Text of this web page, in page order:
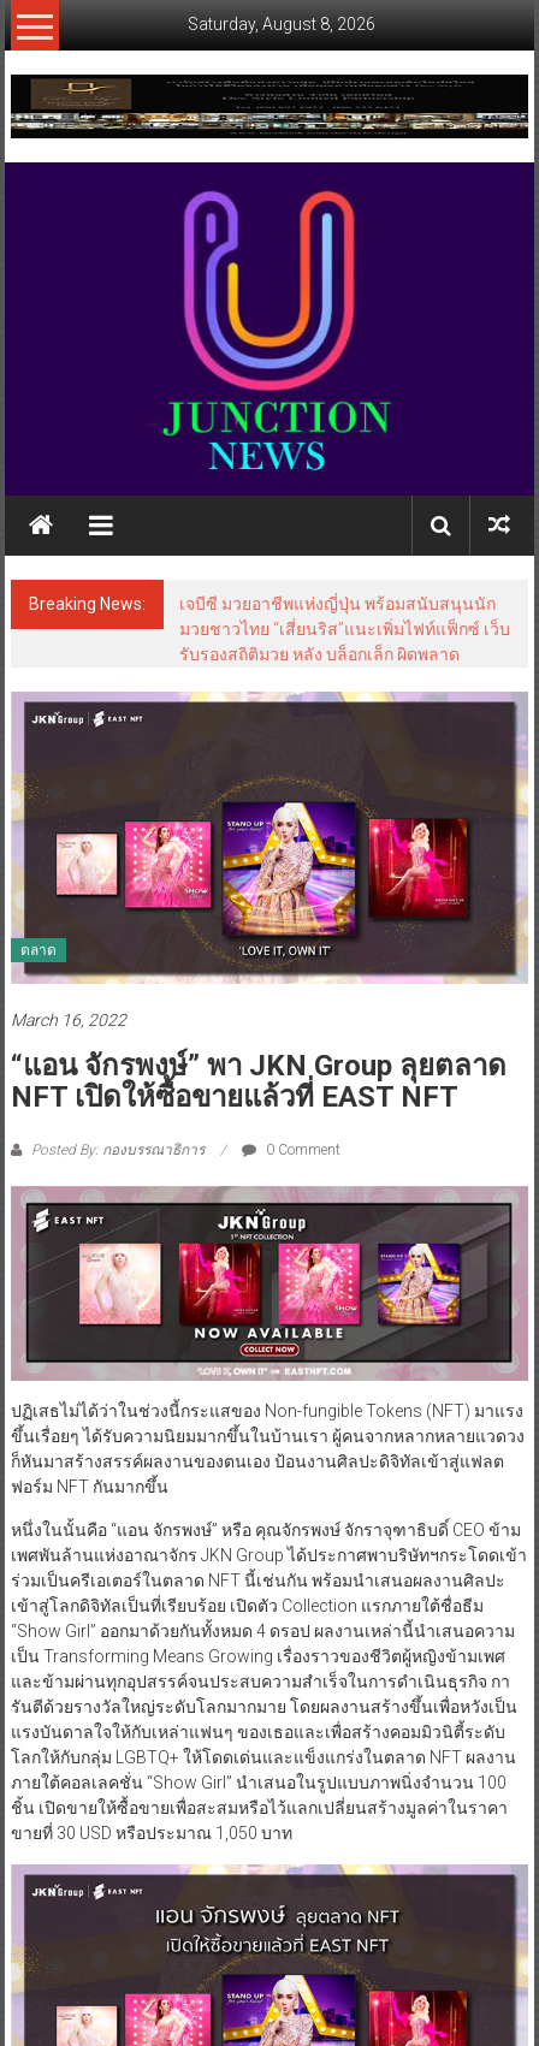
Skip
to
Saturday, August 8, 2026
www.ujunctionnews.com
เว็บ
ข่าว
Breaking News:
เจบีซี มวยอาชีพแห่งญี่ปุ่น พร้อมสนับสนุนนัก
มวยชาวไทย “เสี่ยนริส”แนะเพิ่มไฟท์แฟ็กซ์ เว็บ
รับรองสถิติมวย หลัง บล็อกเล็ก ผิดพลาด
ตลาด
March 16, 2022
“แอน จักรพงษ์” พา JKN Group ลุยตลาด
NFT เปิดให้ซื้อขายแล้วที่ EAST NFT
Posted By: กองบรรณาธิการ 0 Comment
ปฏิเสธไม่ได้ว่าในช่วงนี้กระแสของ Non-fungible Tokens (NFT) มาแรง
ขึ้นเรื่อยๆ ได้รับความนิยมมากขึ้นในบ้านเรา ผู้คนจากหลากหลายแวดวง
ก็หันมาสร้างสรรค์ผลงานของตนเอง ป้อนงานศิลปะดิจิทัลเข้าสู่แฟลต
ฟอร์ม NFT กันมากขึ้น
หนึ่งในนั้นคือ “แอน จักรพงษ์” หรือ คุณจักรพงษ์ จักราจุฑาธิบดิ์ CEO ข้าม
เพศพันล้านแห่งอาณาจักร JKN Group ได้ประกาศพาบริษัทฯกระโดดเข้า
ร่วมเป็นครีเอเตอร์ในตลาด NFT นี้เช่นกัน พร้อมนำเสนอผลงานศิลปะ
เข้าสู่โลกดิจิทัลเป็นที่เรียบร้อย เปิดตัว Collection แรกภายใต้ชื่อธีม
“Show Girl” ออกมาด้วยกันทั้งหมด 4 ดรอป ผลงานเหล่านี้นำเสนอความ
เป็น Transforming Means Growing เรื่องราวของชีวิตผู้หญิงข้ามเพศ
และข้ามผ่านทุกอุปสรรค์จนประสบความสำเร็จในการดำเนินธุรกิจ กา
รันตีด้วยรางวัลใหญ่ระดับโลกมากมาย โดยผลงานสร้างขึ้นเพื่อหวังเป็น
แรงบันดาลใจให้กับเหล่าแฟนๆ ของเธอและเพื่อสร้างคอมมิวนิตี้ระดับ
โลกให้กับกลุ่ม LGBTQ+ ให้โดดเด่นและแข็งแกร่งในตลาด NFT ผลงาน
ภายใต้คอลเลคชั่น “Show Girl” นำเสนอในรูปแบบภาพนิ่งจำนวน 100
ชิ้น เปิดขายให้ซื้อขายเพื่อสะสมหรือไว้แลกเปลี่ยนสร้างมูลค่าในราคา
ขายที่ 30 USD หรือประมาณ 1,050 บาท